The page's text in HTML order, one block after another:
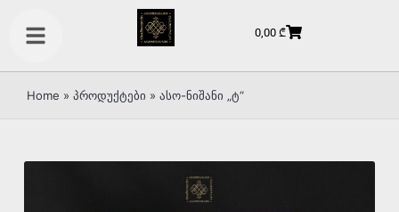
0,00 ₾
Home » პროდუქტები » ასო-ნიშანი „ტ“